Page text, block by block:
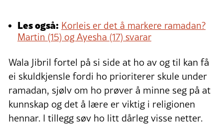
Les også: Korleis er det å markere ramadan?
Martin (15) og Ayesha (17) svarar
Wala Jibril fortel på si side at ho av og til kan få
ei skuldkjensle fordi ho prioriterer skule under
ramadan, sjølv om ho prøver å minne seg på at
kunnskap og det å lære er viktig i religionen
hennar. I tillegg søv ho litt dårleg visse netter.